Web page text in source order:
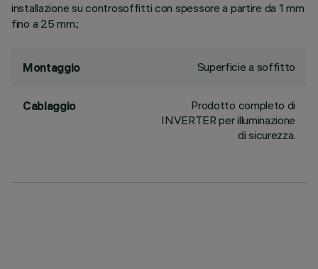
installazione su controsoffitti con spessore a partire da 1 mm
fino a 25 mm.;
Montaggio Superficie a soffitto
Cablaggio
Prodotto completo di
INVERTER per illuminazione
di sicurezza.